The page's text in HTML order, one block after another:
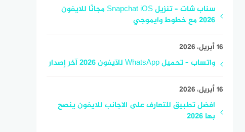
سناب شات – تنزيل Snapchat iOS مجانًا للايفون
2026 مع خطوط وايموجي
16 أبريل، 2026
واتساب – تحميل WhatsApp للآيفون 2026 آخر إصدار
16 أبريل، 2026
افضل تطبيق للتعارف على الاجانب للايفون ينصح
بها 2026